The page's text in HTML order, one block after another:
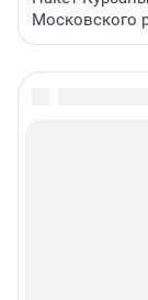
Московского